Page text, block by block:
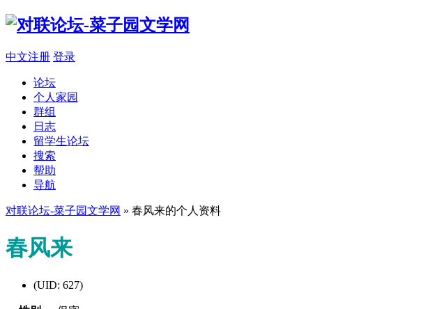
中文注册 登录
论坛
个人家园
群组
日志
留学生论坛
搜索
帮助
导航
对联论坛-菜子园文学网 » 春风来的个人资料
春风来
(UID: 627)